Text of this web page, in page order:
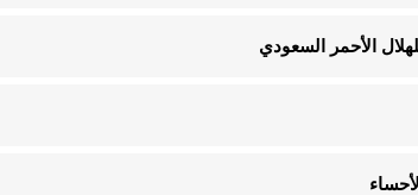
الأحمر السعودي